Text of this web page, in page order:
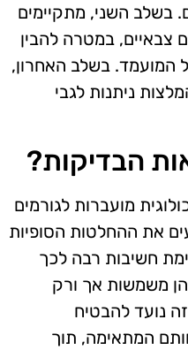
בשלב השני, מתקיימים
צבאיים, במטרה להבין
המועמד. בשלב האחרון,
ניתנות לגבי
הבדיקות?
מועברות לגורמים
את ההחלטות הסופיות
חשיבות רבה לכך
משמשות אך ורק
נועד להבטיח
המתאימה, תוך